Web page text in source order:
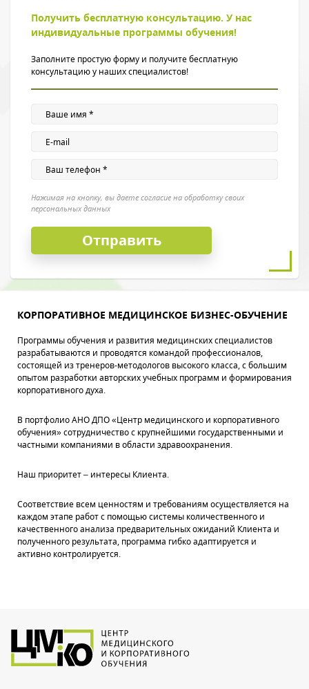
Получить бесплатную консультацию. У нас
индивидуальные программы обучения!
Заполните простую форму и получите бесплатную
консультацию у наших специалистов!
Нажимая на кнопку, вы даете согласие на обработку своих
персональных данных
КОРПОРАТИВНОЕ МЕДИЦИНСКОЕ БИЗНЕС-ОБУЧЕНИЕ
Программы обучения и развития медицинских специалистов
разрабатываются и проводятся командой профессионалов,
состоящей из тренеров-методологов высокого класса, с большим
опытом разработки авторских учебных программ и формирования
корпоративного духа.
В портфолио АНО ДПО «Центр медицинского и корпоративного
обучения» сотрудничество с крупнейшими государственными и
частными компаниями в области здравоохранения.
Наш приоритет – интересы Клиента.
Соответствие всем ценностям и требованиям осуществляется на
каждом этапе работ с помощью системы количественного и
качественного анализа предварительных ожиданий Клиента и
полученного результата, программа гибко адаптируется и
активно контролируется.